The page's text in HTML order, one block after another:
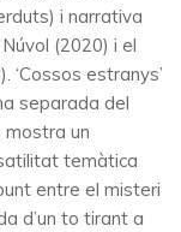
i narrativa
(2020) i el
‘Cossos estranys’
separada del
mostra un
temàtica
entre el misteri
d’un to tirant a